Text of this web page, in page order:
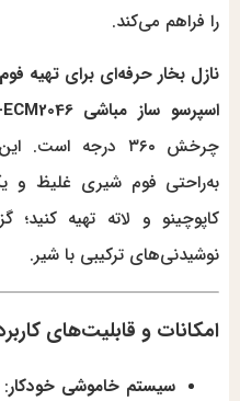
را فراهم می‌کند.
نازل بخار حرفه‌ای برای تهیه
اسپرسو ساز مباشی ME-ECM2046
چرخش ۳۶۰ درجه
به‌راحتی فوم شیری غلیظ و
کاپوچینو و لاته تهیه کنید؛
نوشیدنی‌های ترکیبی با شیر.
امکانات و قابلیت‌های
سیستم خاموشی خودکار: